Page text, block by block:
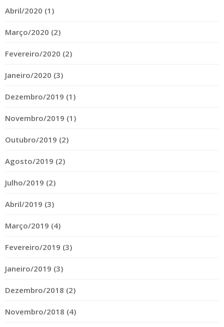
Abril/2020 (1)
Março/2020 (2)
Fevereiro/2020 (2)
Janeiro/2020 (3)
Dezembro/2019 (1)
Novembro/2019 (1)
Outubro/2019 (2)
Agosto/2019 (2)
Julho/2019 (2)
Abril/2019 (3)
Março/2019 (4)
Fevereiro/2019 (3)
Janeiro/2019 (3)
Dezembro/2018 (2)
Novembro/2018 (4)